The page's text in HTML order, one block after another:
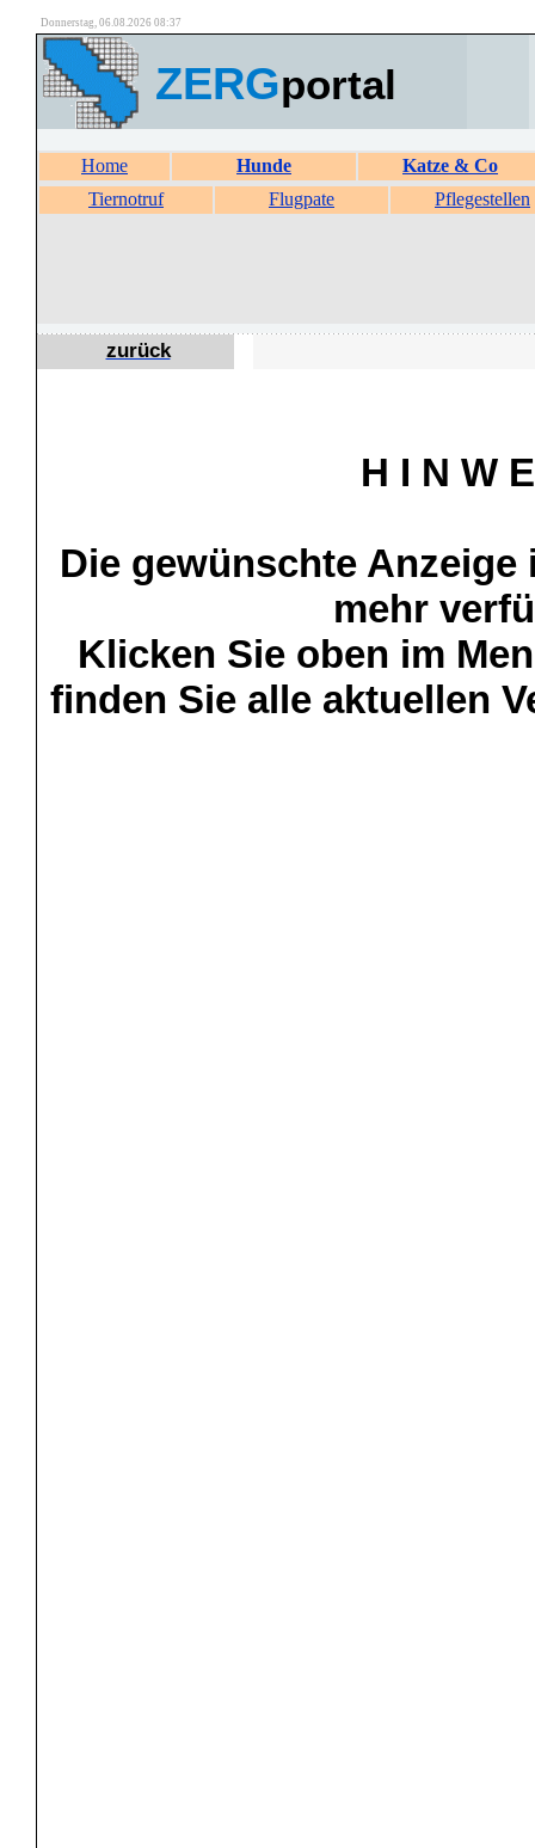
Donnerstag, 06.08.2026 08:37
ZERGportal
Home Hunde
Katze & Co
Tiernotruf
Flugpate Pflegestellen
zurück
H I N W
Die gewünschte
mehr
Klicken Sie oben im
finden Sie alle aktuellen